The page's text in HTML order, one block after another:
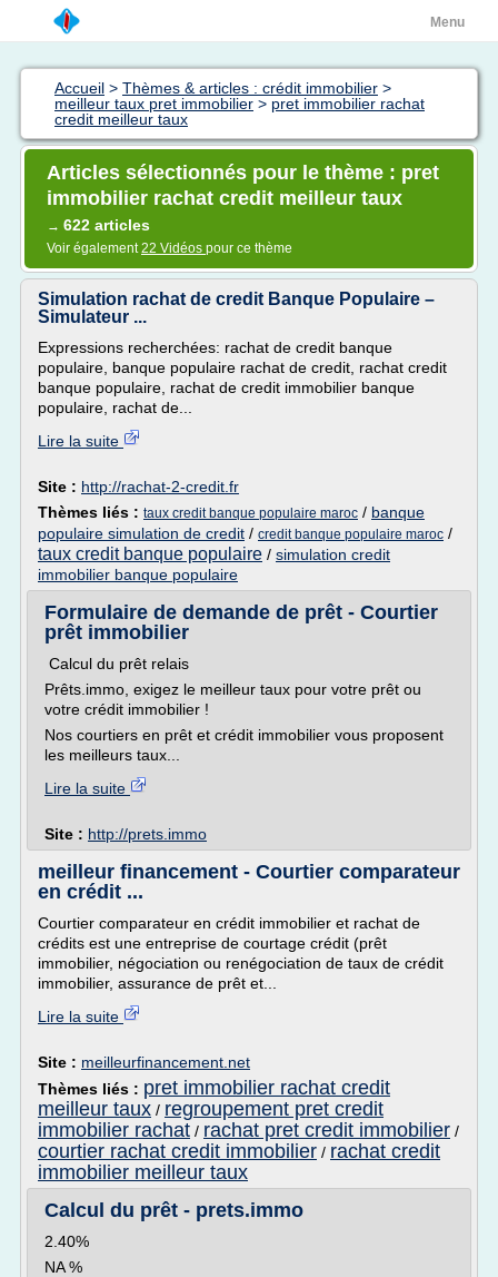
Menu
Accueil > Thèmes & articles : crédit immobilier >
meilleur taux pret immobilier > pret immobilier rachat
credit meilleur taux
Articles sélectionnés pour le thème : pret
immobilier rachat credit meilleur taux
→ 622 articles
Voir également22 Vidéos pour ce thème
Simulation rachat de credit Banque Populaire –
Simulateur ...
Expressions recherchées: rachat de credit banque
populaire, banque populaire rachat de credit, rachat credit
banque populaire, rachat de credit immobilier banque
populaire, rachat de...
Lire la suite
Site : http://rachat-2-credit.fr
Thèmes liés : taux credit banque populaire maroc / banque
populaire simulation de credit / credit banque populaire maroc /
taux credit banque populaire / simulation credit
immobilier banque populaire
Formulaire de demande de prêt - Courtier
prêt immobilier
Calcul du prêt relais
Prêts.immo, exigez le meilleur taux pour votre prêt ou
votre crédit immobilier !
Nos courtiers en prêt et crédit immobilier vous proposent
les meilleurs taux...
Lire la suite
Site : http://prets.immo
meilleur financement - Courtier comparateur
en crédit ...
Courtier comparateur en crédit immobilier et rachat de
crédits est une entreprise de courtage crédit (prêt
immobilier, négociation ou renégociation de taux de crédit
immobilier, assurance de prêt et...
Lire la suite
Site : meilleurfinancement.net
Thèmes liés : pret immobilier rachat credit
meilleur taux / regroupement pret credit
immobilier rachat / rachat pret credit immobilier /
courtier rachat credit immobilier / rachat credit
immobilier meilleur taux
Calcul du prêt - prets.immo
2.40%
NA %